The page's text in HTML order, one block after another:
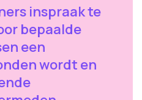
inspraak te
bepaalde
een
wordt en